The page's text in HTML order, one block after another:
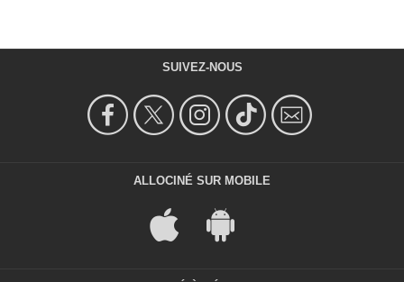
SUIVEZ-NOUS
ALLOCINÉ SUR MOBILE